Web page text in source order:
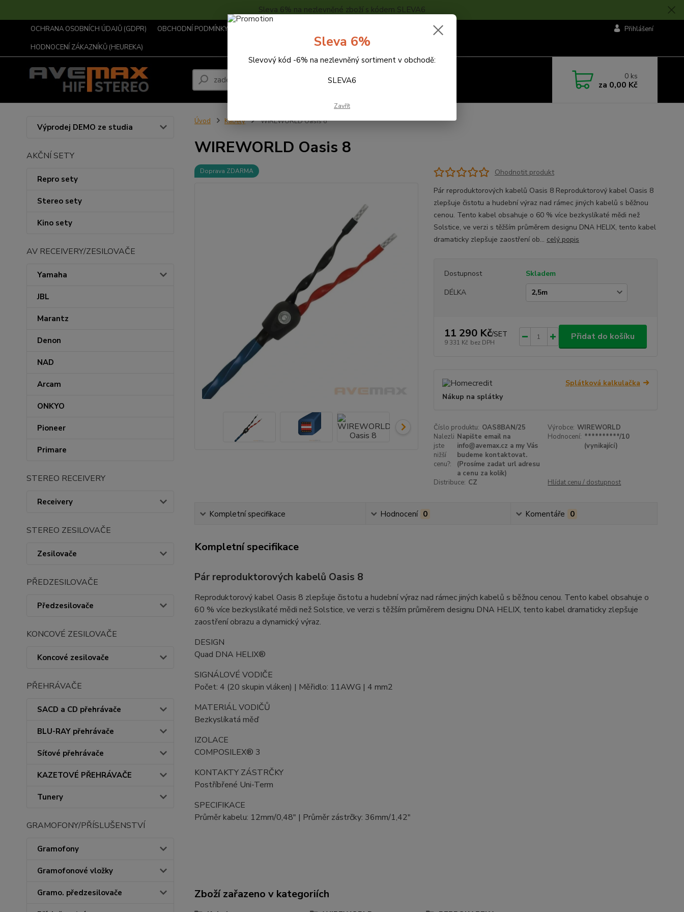
Sleva 6% na nezlevněné zboží s kódem SLEVA6
OCHRANA OSOBNÍCH ÚDAJŮ (GDPR) OBCHODNÍ PODMÍNKY ...
HODNOCENÍ ZÁKAZNÍKŮ (HEUREKA)
Přihlášení
Hledat 0 ks
za 0,00 Kč
Výprodej DEMO ze studia
AKČNÍ SETY
Repro sety
Stereo sety
Kino sety
AV RECEIVERY/ZESILOVAČE
Yamaha
JBL
Marantz
Denon
NAD
Arcam
ONKYO
Pioneer
Primare
STEREO RECEIVERY
Receivery
STEREO ZESILOVAČE
Zesilovače
PŘEDZESILOVAČE
Předzesilovače
KONCOVÉ ZESILOVAČE
Koncové zesilovače
PŘEHRÁVAČE
SACD a CD přehrávače
BLU-RAY přehrávače
Síťové přehrávače
KAZETOVÉ PŘEHRÁVAČE
Tunery
GRAMOFONY/PŘÍSLUŠENSTVÍ
Gramofony
Gramofonové vložky
Gramo. předzesilovače
Úvod Kabely WIREWORLD Oasis 8
WIREWORLD Oasis 8
Doprava ZDARMA
Ohodnotit produkt
Pár reproduktorových kabelů Oasis 8 Reproduktorový kabel Oasis 8
zlepšuje čistotu a hudební výraz nad rámec jiných kabelů s běžnou
cenou. Tento kabel obsahuje o 60 % více bezkyslíkaté mědi než
Solstice, ve verzi s těžším průměrem designu DNA HELIX, tento kabel
dramaticky zlepšuje zaostření ob... celý popis
Dostupnost
Skladem
DÉLKA
11 290 Kč/SET
9 331 Kč bez DPH
Přidat do košíku
Splátková kalkulačka
Nákup na splátky
Číslo produktu: OAS8BAN/25 Výrobce: WIREWORLD
Nalezli
jste
nižší
cenu?:
Napište email na
info@avemax.cz a my Vás
budeme kontaktovat.
(Prosíme zadat url adresu
a cenu za kolik)
Hodnocení: **********/10
(vynikající)
Distribuce: CZ Hlídat cenu / dostupnost
Kompletní specifikace Hodnocení 0 Komentáře 0
Kompletní specifikace
Pár reproduktorových kabelů Oasis 8
Reproduktorový kabel Oasis 8 zlepšuje čistotu a hudební výraz nad rámec jiných kabelů s běžnou cenou. Tento kabel obsahuje o
60 % více bezkyslíkaté mědi než Solstice, ve verzi s těžším průměrem designu DNA HELIX, tento kabel dramaticky zlepšuje
zaostření obrazu a dynamický výraz.
DESIGN
Quad DNA HELIX®
SIGNÁLOVÉ VODIČE
Počet: 4 (20 skupin vláken) | Měřidlo: 11AWG | 4 mm2
MATERIÁL VODIČŮ
Bezkyslíkatá měď
IZOLACE
COMPOSILEX® 3
KONTAKTY ZÁSTRČKY
Postříbřené Uni-Term
SPECIFIKACE
Průměr kabelu: 12mm/0,48" | Průměr zástrčky: 36mm/1,42"
Zboží zařazeno v kategoriích
Sleva 6%
Slevový kód -6% na nezlevněný sortiment v obchodě:
SLEVA6
Zavřít